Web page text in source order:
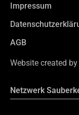
Impressum
AGB
Website created by
Netzwerk